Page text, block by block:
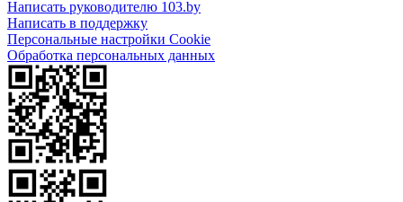
Написать руководителю 103.by
Написать в поддержку
Персональные настройки Cookie
Обработка персональных данных